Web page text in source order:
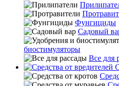
Фунгициды
Садовый
биостимуляторы
Все для